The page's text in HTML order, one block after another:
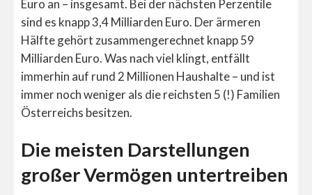
Euro an – insgesamt. Bei der nächsten Perzentile
sind es knapp 3,4 Milliarden Euro. Der ärmeren
Hälfte gehört zusammengerechnet knapp 59
Milliarden Euro. Was nach viel klingt, entfällt
immerhin auf rund 2 Millionen Haushalte – und ist
immer noch weniger als die reichsten 5 (!) Familien
Österreichs besitzen.
Die meisten Darstellungen
großer Vermögen untertreiben